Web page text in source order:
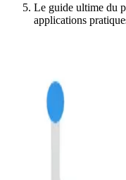
Le guide ultime du
applications